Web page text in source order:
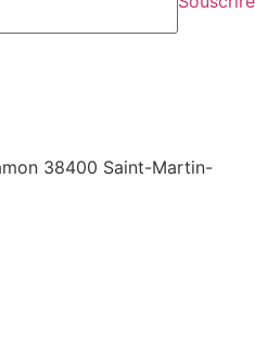
38400 Saint-Martin-